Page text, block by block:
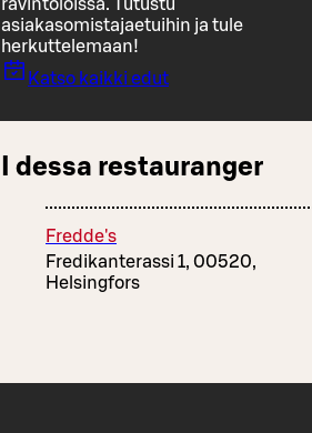
ravintoloissa. Tutustu
asiakasomistajaetuihin ja tule
herkuttelemaan!
Katso kaikki edut
I dessa restauranger
Fredde's
Fredikanterassi 1, 00520,
Helsingfors